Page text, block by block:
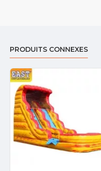
PRODUITS CONNEXES